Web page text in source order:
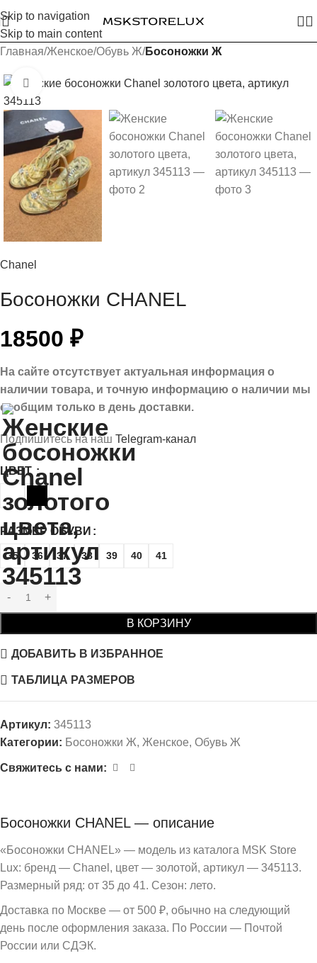
Skip to navigation
Skip to main content
Главная Женское Обувь Ж Босоножки Ж
Увеличить изображение
Chanel
Босоножки CHANEL
18500 ₽
На сайте отсутствует актуальная информация о
наличии товара, и точную информацию о наличии мы
сообщим только в день доставки.
Подпишитесь на наш Telegram-канал
ЦВЕТ
РАЗМЕР ОБУВИ
35 36 37 38 39 40 41
В КОРЗИНУ
ДОБАВИТЬ В ИЗБРАННОЕ
ТАБЛИЦА РАЗМЕРОВ
Артикул: 345113
Категории: Босоножки Ж, Женское, Обувь Ж
Свяжитесь с нами:
Босоножки CHANEL — описание
«Босоножки CHANEL» — модель из каталога MSK Store
Lux: бренд — Chanel, цвет — золотой, артикул — 345113.
Размерный ряд: от 35 до 41. Сезон: лето.
Доставка по Москве — от 500 ₽, обычно на следующий
день после оформления заказа. По России — Почтой
России или СДЭК.